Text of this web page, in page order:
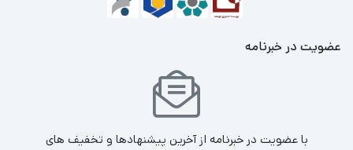
عضویت در خبرنامه
با عضویت در خبرنامه از آخرین پیشنهادها و تخفیف های